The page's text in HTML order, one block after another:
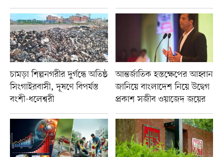
চামড়া শিল্পনগরীর দুর্গন্ধে অতিষ্ঠ
সিংগাইরবাসী, দূষণে বিপর্যস্ত
বংশী-ধলেশ্বরী
আন্তর্জাতিক হস্তক্ষেপের আহ্বান
জানিয়ে বাংলাদেশ নিয়ে উদ্বেগ
প্রকাশ সজীব ওয়াজেদ জয়ের